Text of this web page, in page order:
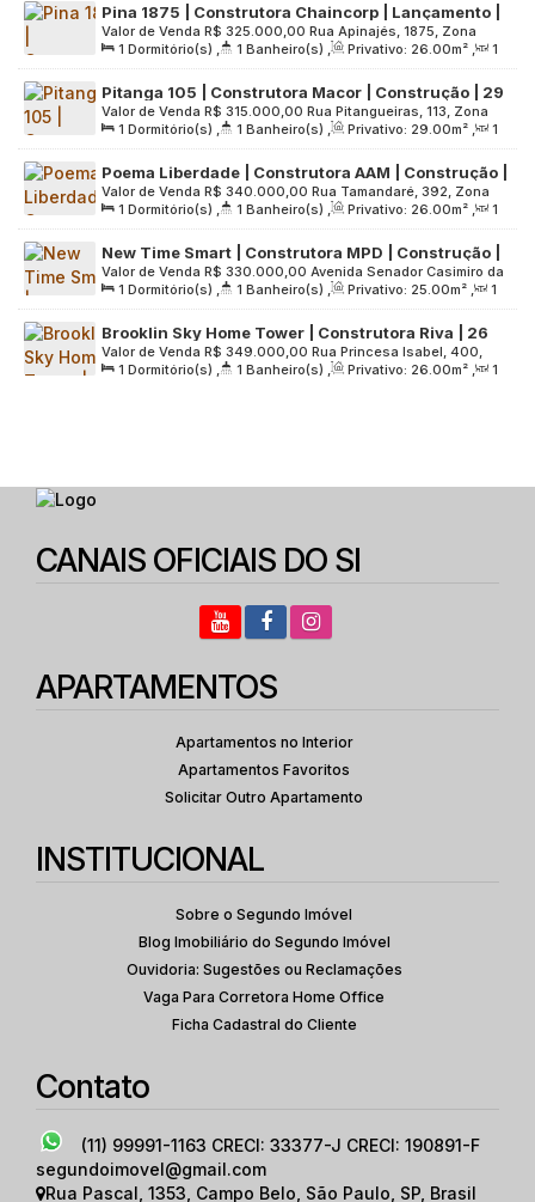
Pina 1875 | Construtora Chaincorp | Lançamento |
26 metros | 01 dormitório | com varanda | sem vaga
R$ 325.000,00
Valor de Venda
Rua Apinajés, 1875, Zona
Oeste, 01258-001, Sumaré, São Paulo, São Paulo, Brasil
1 Dormitório(s) , 1 Banheiro(s) , Privativo: 26.00m² ,
1
Sala(s) , Útil: 26.00m²
Pitanga 105 | Construtora Macor | Construção | 29
Metros | 01 Dormitório com Varanda | sem Vaga
R$ 315.000,00
Valor de Venda
Rua Pitangueiras, 113, Zona
Sul, 04052-020, Mirandópolis, São Paulo, São Paulo, Brasil
1 Dormitório(s) , 1 Banheiro(s) , Privativo: 29.00m² ,
1
Sala(s) , Útil: 29.00m²
Poema Liberdade | Construtora AAM | Construção |
26 metros | Studios com varanda | sem vaga
R$ 340.000,00
Valor de Venda
Rua Tamandaré, 392, Zona
Central, 01525-000, Liberdade, São Paulo, São Paulo, Brasil
1 Dormitório(s) , 1 Banheiro(s) , Privativo: 26.00m² ,
1
Sala(s) , Útil: 26.00m² , Terreno: 2353.00m²
New Time Smart | Construtora MPD | Construção |
25 metros | studios | com varanda | sem vaga
R$ 330.000,00
Valor de Venda
Avenida Senador Casimiro da
Rocha, 98, Zona Sul, 04047-000, Mirandópolis, São Paulo,
São Paulo, Brasil
1 Dormitório(s) , 1 Banheiro(s) , Privativo: 25.00m² ,
1
Sala(s) , Útil: 25.00m² , Terreno: 3453.00m²
Brooklin Sky Home Tower | Construtora Riva | 26
metros | 01 suíte | com varanda | sem vaga
R$ 349.000,00
Valor de Venda
Rua Princesa Isabel, 400,
Zona Sul, 04601-001, Brooklin Paulista, São Paulo, São
1 Dormitório(s) , 1 Banheiro(s) , Privativo: 26.00m² ,
1
CANAIS OFICIAIS DO SI
APARTAMENTOS
Apartamentos no Interior
Apartamentos Favoritos
Solicitar Outro Apartamento
INSTITUCIONAL
Sobre o Segundo Imóvel
Blog Imobiliário do Segundo Imóvel
Ouvidoria: Sugestões ou Reclamações
Vaga Para Corretora Home Office
Ficha Cadastral do Cliente
Contato
(11) 99991-1163 CRECI: 33377-J CRECI: 190891-F
segundoimovel@gmail.com
Rua Pascal 1353 Campo Belo São Paulo SP Brasil